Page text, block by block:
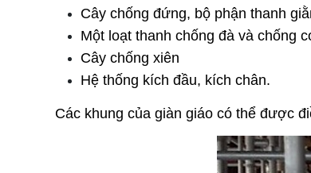
Cây chống đứng, bộ phận thanh
Một loạt thanh chống đà và chống
Cây chống xiên
Hệ thống kích đầu, kích chân.
Các khung của giàn giáo có thể được